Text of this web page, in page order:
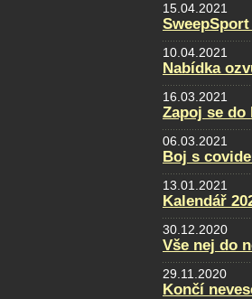
15.04.2021
10.04.2021
Nabídka
16.03.2021
Zapoj se
06.03.2021
Boj s
13.01.2021
Kalendář
30.12.2020
Vše nej do
29.11.2020
Končí